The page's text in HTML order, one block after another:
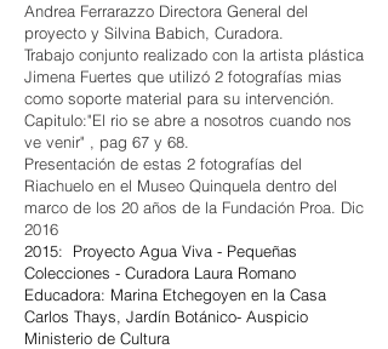
Andrea Ferrarazzo Directora General del
proyecto y Silvina Babich, Curadora.
Trabajo conjunto realizado con la artista plástica
Jimena Fuertes que utilizó 2 fotografías mias
como soporte material para su intervención.
Capitulo:"El rio se abre a nosotros cuando nos
ve venir" , pag 67 y 68.
Presentación de estas 2 fotografías del
Riachuelo en el Museo Quinquela dentro del
marco de los 20 años de la Fundación Proa. Dic
2016
2015: Proyecto Agua Viva - Pequeñas
Colecciones - Curadora Laura Romano
Educadora: Marina Etchegoyen en la Casa
Carlos Thays, Jardín Botánico- Auspicio
Ministerio de Cultura